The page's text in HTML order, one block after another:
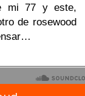
mi 77 y este,
de rosewood